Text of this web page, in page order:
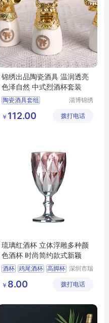
锦绣出品陶瓷酒具 温润透亮
色泽自然 中式烈酒杯套装
陶瓷酒具套组
简约陶瓷酒具
淄博锦绣
公司
￥ 112.00 拨打电话
琉璃红酒杯 立体浮雕多种颜
色酒杯 时尚简约款式新颖
酒杯 鸡尾酒杯 高脚杯 深圳市瑞
品有限公
￥ 8.00 拨打电话